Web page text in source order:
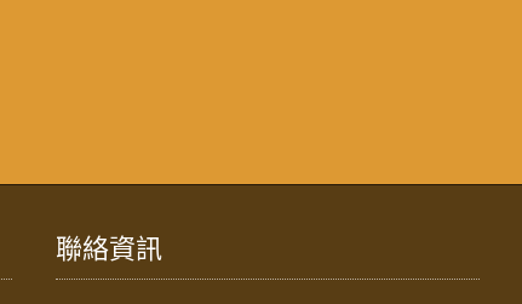
聯絡資訊